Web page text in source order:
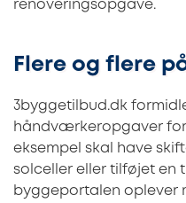
renoveringsopgave.
Flere og flere
3byggetilbud.dk
håndværkeropgaver
eksempel skal have
solceller eller tilføjet en
byggeportalen oplever